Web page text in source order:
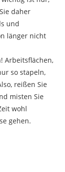
daher
und
länger nicht
Arbeitsflächen,
so stapeln,
reißen Sie
misten Sie
wohl
gehen.